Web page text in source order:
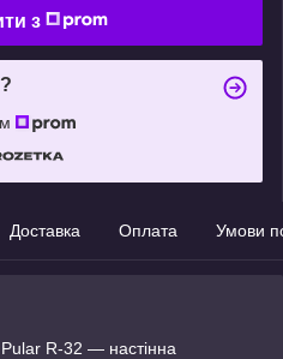
з
Доставка Оплата Умови
R-32 — настінна